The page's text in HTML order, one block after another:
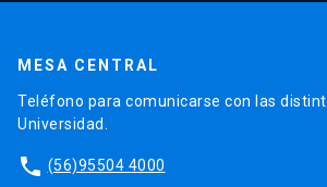
MESA CENTRAL
Teléfono para comunicarse con las
Universidad.
phone (56)95504 4000